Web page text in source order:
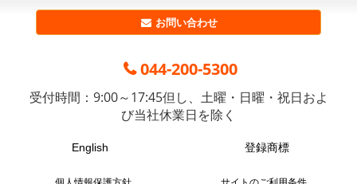
お問い合わせ
電
番
号
044-200-5300
受付時間：9:00～17:45但し、土曜・日曜・祝日およ
び当社休業日を除く
English 登録商標